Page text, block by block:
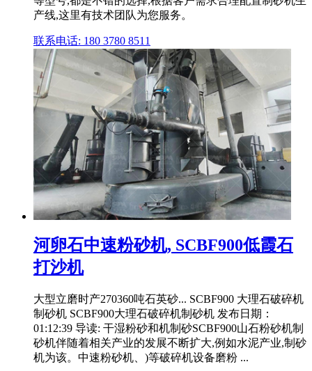
产线,这里有技术团队为您服务。
联系电话: 180 3780 8511
河卵石中速粉砂机, SCBF900低霞石
打沙机
大型立磨时产270360吨石英砂... SCBF900 大理石破碎机
制砂机 SCBF900大理石破碎机制砂机 发布日期：
01:12:39 导读: 干湿粉砂和机制砂SCBF900山石粉砂机制
砂机伴随着相关产业的发展不断扩大,例如水泥产业,制砂
机为该。中速粉砂机、)等破碎机设备磨粉 ...